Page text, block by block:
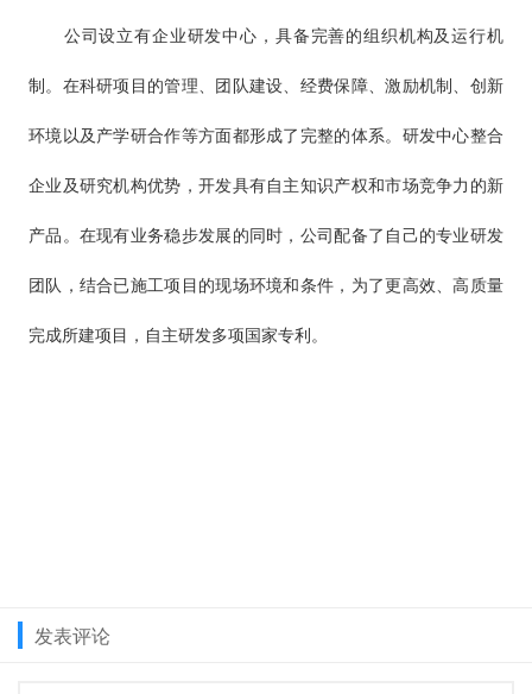
公司设立有企业研发中心，具备完善的组织机构及运行机
制。在科研项目的管理、团队建设、经费保障、激励机制、创新
环境以及产学研合作等方面都形成了完整的体系。研发中心整合
企业及研究机构优势，开发具有自主知识产权和市场竞争力的新
产品。在现有业务稳步发展的同时，公司配备了自己的专业研发
团队，结合已施工项目的现场环境和条件，为了更高效、高质量
完成所建项目，自主研发多项国家专利。
发表评论